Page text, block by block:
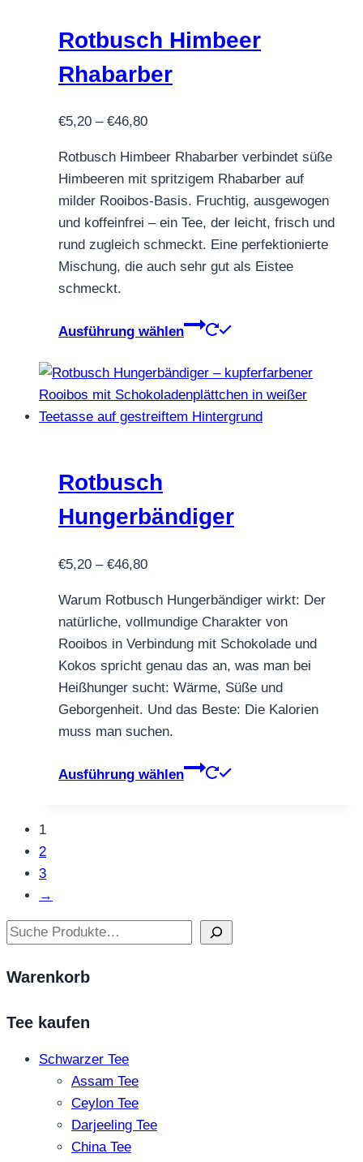
können
auf
Rotbusch Himbeer
Rhabarber
€5,20 – €46,80Preisspanne:
bis
€46,80
Rotbusch Himbeer Rhabarber verbindet süße
Himbeeren mit spritzigem Rhabarber auf
milder Rooibos-Basis. Fruchtig, ausgewogen
und koffeinfrei – ein Tee, der leicht, frisch und
rund zugleich schmeckt. Eine perfektionierte
Mischung, die auch sehr gut als Eistee
schmeckt.
Ausführung wählen
Dieses
weist
mehrere
Varianten
werden
Rotbusch
Hungerbändiger
€5,20 – €46,80Preisspanne:
bis
€46,80
Warum Rotbusch Hungerbändiger wirkt: Der
natürliche, vollmundige Charakter von
Rooibos in Verbindung mit Schokolade und
Kokos spricht genau das an, was man bei
Heißhunger sucht: Wärme, Süße und
Geborgenheit. Und das Beste: Die Kalorien
muss man suchen.
Ausführung wählen
Dieses
Optionen
können
1
2
3
→
Suchen
Warenkorb
Tee kaufen
Schwarzer Tee
Assam Tee
Ceylon Tee
Darjeeling Tee
China Tee